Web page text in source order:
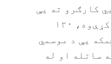
چې ۳۸۲ ځایي کارګرو ته يې
بوختیا رامنځ‌ته کړې‌وه، ۱۲۰
يې د موسمي
ساتله او له